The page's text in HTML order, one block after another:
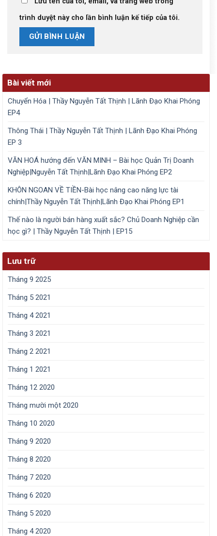
trình duyệt này cho lần bình luận kế tiếp của tôi.
Bài viết mới
Chuyển Hóa | Thầy Nguyễn Tất Thịnh | Lãnh Đạo Khai Phóng
EP4
Thông Thái | Thầy Nguyễn Tất Thịnh | Lãnh Đạo Khai Phóng
EP 3
VĂN HOÁ hướng đến VĂN MINH – Bài học Quản Trị Doanh
Nghiệp|Nguyễn Tất Thịnh|Lãnh Đạo Khai Phóng EP2
KHÔN NGOAN VỀ TIỀN-Bài học nâng cao năng lực tài
chính|Thầy Nguyễn Tất Thịnh|Lãnh Đạo Khai Phóng EP1
Thế nào là người bán hàng xuất sắc? Chủ Doanh Nghiệp cần
học gì? | Thầy Nguyễn Tất Thịnh | EP15
Lưu trữ
Tháng 9 2025
Tháng 5 2021
Tháng 4 2021
Tháng 3 2021
Tháng 2 2021
Tháng 1 2021
Tháng 12 2020
Tháng mười một 2020
Tháng 10 2020
Tháng 9 2020
Tháng 8 2020
Tháng 7 2020
Tháng 6 2020
Tháng 5 2020
Tháng 4 2020